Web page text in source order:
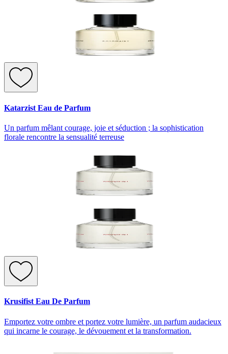
Katarzist Eau de Parfum
Un parfum mêlant courage, joie et séduction ; la sophistication
florale rencontre la sensualité terreuse
Krusifist Eau De Parfum
Emportez votre ombre et portez votre lumière, un parfum audacieux
qui incarne le courage, le dévouement et la transformation.